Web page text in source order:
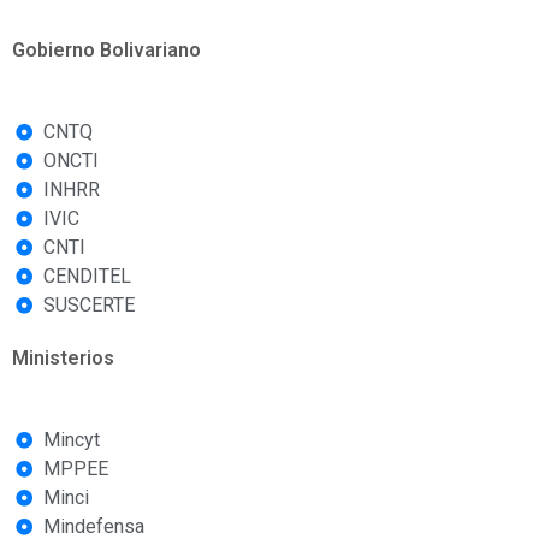
Gobierno Bolivariano
CNTQ
ONCTI
INHRR
IVIC
CNTI
CENDITEL
SUSCERTE
Ministerios
Mincyt
MPPEE
Minci
Mindefensa